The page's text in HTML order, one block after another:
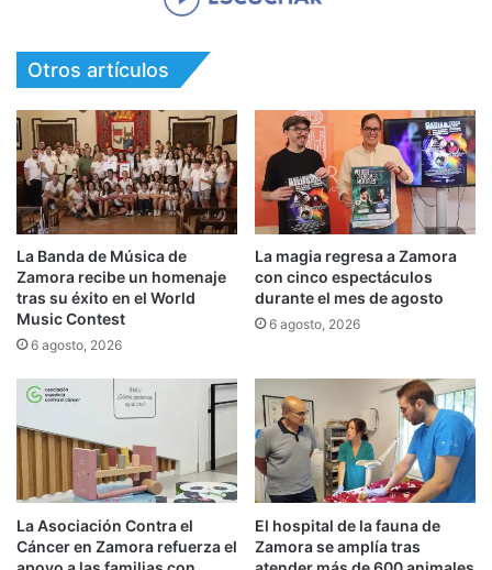
Otros artículos
La Banda de Música de
Zamora recibe un homenaje
tras su éxito en el World
Music Contest
6 agosto, 2026
La magia regresa a Zamora
con cinco espectáculos
durante el mes de agosto
6 agosto, 2026
La Asociación Contra el
Cáncer en Zamora refuerza el
El hospital de la fauna de
Zamora se amplía tras